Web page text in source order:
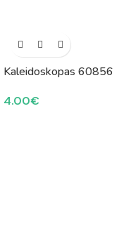
Kaleidoskopas 60856
4.00€